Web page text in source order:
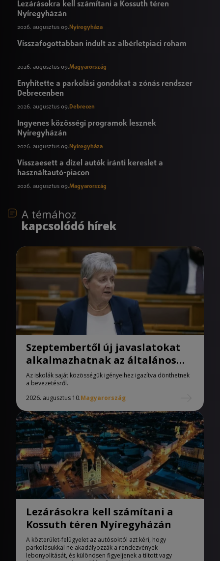
Lezárásokra kell számítani a Kossuth téren
Nyíregyházán
2026. augusztus 09. Nyíregyháza
Visszafogottabban indult az albérletpiaci roham
2026. augusztus 09.Magyarország
Enyhítette a parkolási gondokat a zónás rendszer
Debrecenben
2026. augusztus 09.Debrecen
Ingyenes közösségi programok lesznek
Nyíregyházán
2026. augusztus 09. Nyíregyháza
Visszaesett a dízel autók iránti kereslet a
használtautó-piacon
2026. augusztus 09.Magyarország
A témához
kapcsolódó hírek
Szeptembertől új javaslatokat
alkalmazhatnak az általános
iskolák
Az iskolák saját közösségük igényeihez igazítva dönthetnek
a bevezetésről.
2026. augusztus 10.Magyarország
Lezárásokra kell számítani a
Kossuth téren Nyíregyházán
A közterület-felügyelet az autósoktól azt kéri, hogy
parkolásukkal ne akadályozzák a rendezvények
lebonyolítását, és különösen figyeljenek a tiltott vagy